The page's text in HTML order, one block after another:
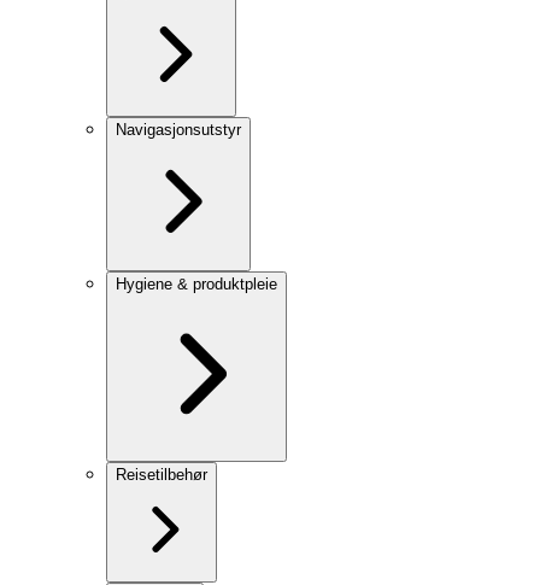
Navigasjonsutstyr
Hygiene & produktpleie
Reisetilbehør